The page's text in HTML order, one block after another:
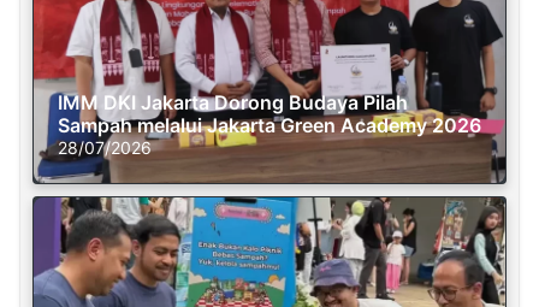
IMM DKI Jakarta Dorong Budaya Pilah
Sampah melalui Jakarta Green Academy 2026
28/07/2026